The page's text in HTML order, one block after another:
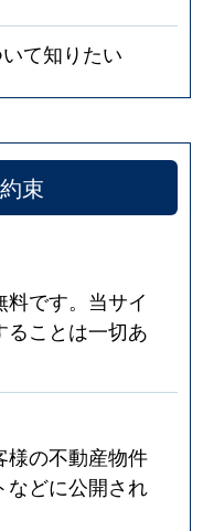
て知りたい
束
です。当サイ
ることは一切あ
様の不動産物件
などに公開され